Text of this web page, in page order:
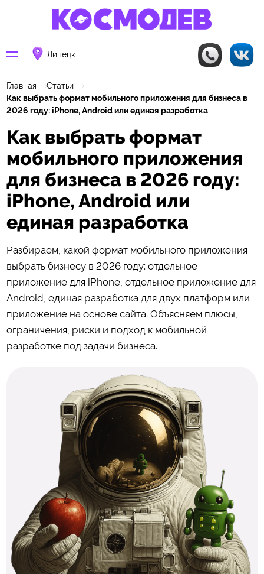
Липецк
Главная
Статьи
Как выбрать формат мобильного приложения для бизнеса в
2026 году: iPhone, Android или единая разработка
Как выбрать формат
мобильного приложения
для бизнеса в 2026 году:
iPhone, Android или
единая разработка
Разбираем, какой формат мобильного приложения
выбрать бизнесу в 2026 году: отдельное
приложение для iPhone, отдельное приложение для
Android, единая разработка для двух платформ или
приложение на основе сайта. Объясняем плюсы,
ограничения, риски и подход к мобильной
разработке под задачи бизнеса.